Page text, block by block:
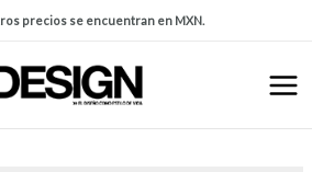
precios se encuentran en MXN.